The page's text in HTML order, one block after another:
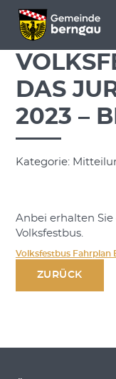
Menü überspringen
Menü überspringen
DAS
2023 –
Kategorie:
Anbei erhalten
Volksfestbus.
Volksfestbus Fahrplan
ZURÜCK